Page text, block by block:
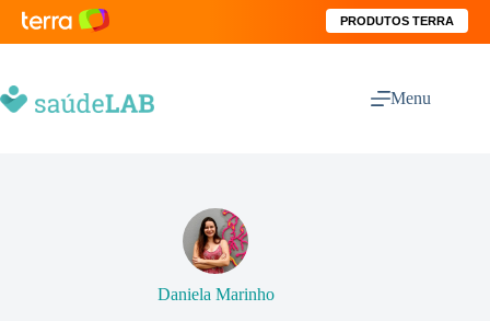
PRODUTOS TERRA
Menu
Daniela Marinho